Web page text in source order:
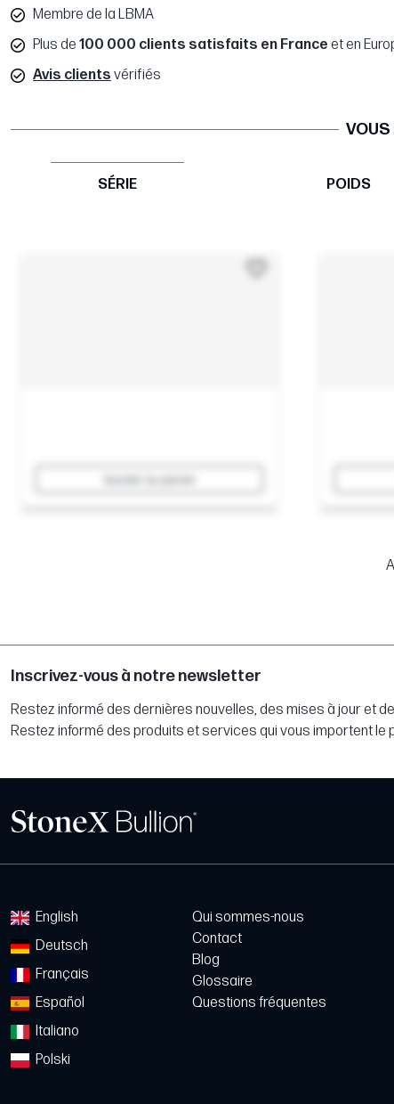
Membre de la LBMA
Plus de 100 000 clients satisfaits en France et en
Avis clients vérifiés
VOUS
SÉRIE POIDS
Inscrivez-vous à notre newsletter
Restez informé des dernières nouvelles, des mises à jour et
Restez informé des produits et services qui vous importent le
English
Deutsch
Français
Español
Italiano
Polski
Qui sommes-nous
Contact
Blog
Glossaire
Questions fréquentes